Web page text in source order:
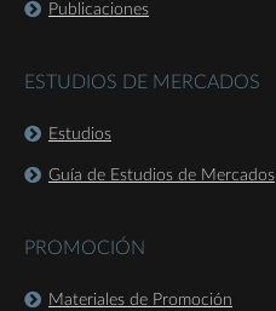
Publicaciones
ESTUDIOS DE MERCADOS
Estudios
Guía de Estudios de Mercados
PROMOCIÓN
Materiales de Promoción